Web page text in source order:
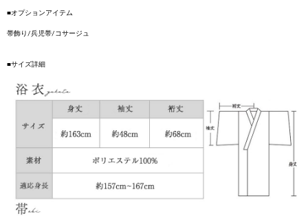
■オプションアイテム
帯飾り/兵児帯/コサージュ
■サイズ詳細